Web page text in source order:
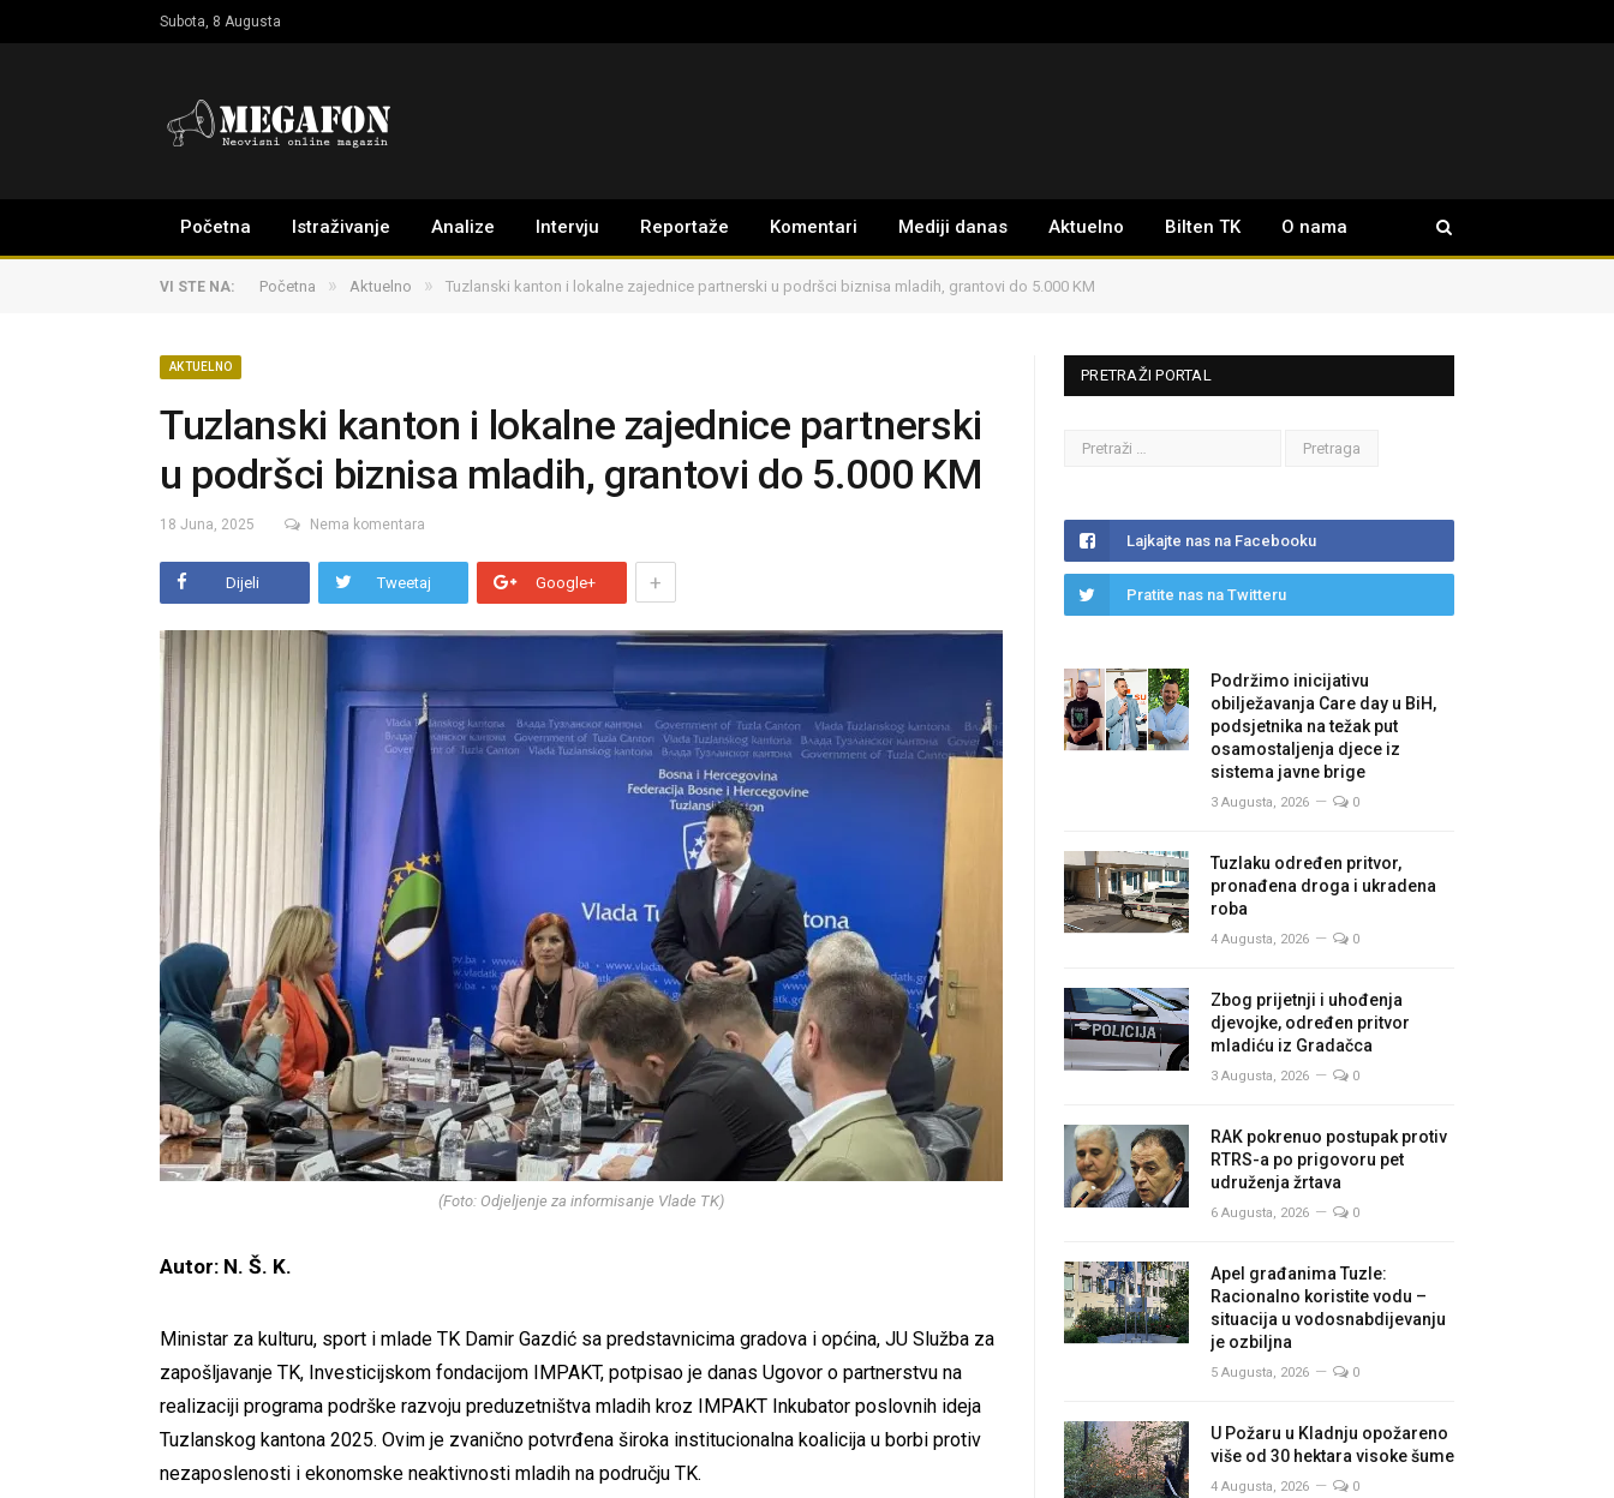
Subota, 8 Augusta
Početna Istraživanje Analize Intervju Reportaže Komentari Mediji danas Aktuelno Bilten TK O nama
VI STE NA: Početna » Aktuelno » Tuzlanski kanton i lokalne zajednice partnerski u podršci biznisa mladih, grantovi do 5.000 KM
AKTUELNO
Tuzlanski kanton i lokalne zajednice partnerski
u podršci biznisa mladih, grantovi do 5.000 KM
18 Juna, 2025 Nema komentara
Dijeli Tweetaj Google+ +
(Foto: Odjeljenje za informisanje Vlade TK)
Autor: N. Š. K.
Ministar za kulturu, sport i mlade TK Damir Gazdić sa predstavnicima gradova i općina, JU Služba za
zapošljavanje TK, Investicijskom fondacijom IMPAKT, potpisao je danas Ugovor o partnerstvu na
realizaciji programa podrške razvoju preduzetništva mladih kroz IMPAKT Inkubator poslovnih ideja
Tuzlanskog kantona 2025. Ovim je zvanično potvrđena široka institucionalna koalicija u borbi protiv
nezaposlenosti i ekonomske neaktivnosti mladih na području TK.
PRETRAŽI PORTAL
Lajkajte nas na Facebooku
Pratite nas na Twitteru
Podržimo inicijativu
obilježavanja Care day u BiH,
podsjetnika na težak put
osamostaljenja djece iz
sistema javne brige
3 Augusta, 2026 0
Tuzlaku određen pritvor,
pronađena droga i ukradena
roba
4 Augusta, 2026 0
Zbog prijetnji i uhođenja
djevojke, određen pritvor
mladiću iz Gradačca
3 Augusta, 2026 0
RAK pokrenuo postupak protiv
RTRS-a po prigovoru pet
udruženja žrtava
6 Augusta, 2026 0
Apel građanima Tuzle:
Racionalno koristite vodu –
situacija u vodosnabdijevanju
je ozbiljna
5 Augusta, 2026 0
U Požaru u Kladnju opožareno
više od 30 hektara visoke šume
4 Augusta, 2026 0